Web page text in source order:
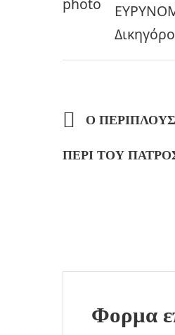
Ο
ΠΕΡΙ ΤΟΥ
Φορμα